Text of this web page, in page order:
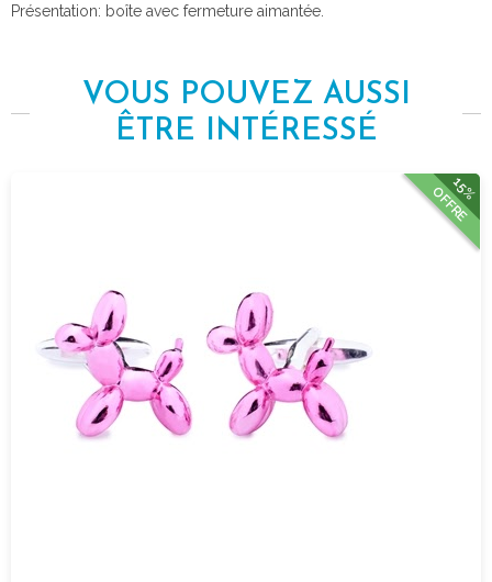
Présentation: boîte avec fermeture aimantée.
VOUS POUVEZ AUSSI
ÊTRE INTÉRESSÉ
15%
OFFRE